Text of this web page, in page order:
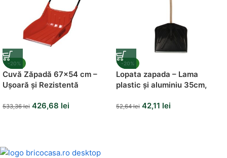
-20%
Cuvă Zăpadă 67×54 cm –
Ușoară și Rezistentă
533,36lei 426,68 lei
-20%
Lopata zapada – Lama
plastic și aluminiu 35cm,
52,64lei 42,11 lei